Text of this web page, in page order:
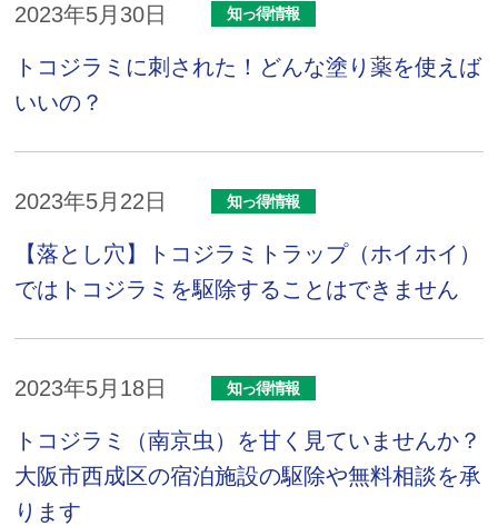
2023年5月30日 知っ得情報
トコジラミに刺された！どんな塗り薬を使えば
いいの？
2023年5月22日 知っ得情報
【落とし穴】トコジラミトラップ（ホイホイ）
ではトコジラミを駆除することはできません
2023年5月18日 知っ得情報
トコジラミ（南京虫）を甘く見ていませんか？
大阪市西成区の宿泊施設の駆除や無料相談を承
ります